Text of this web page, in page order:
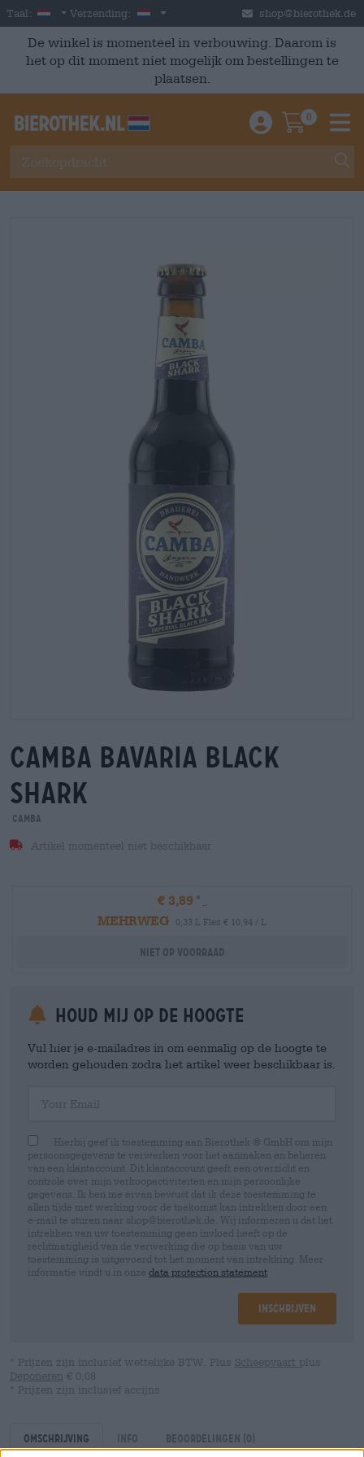
Skip to main content
Taal: Dutch
Verzending: Nederland shop@bierothek.de
De winkel is momenteel in verbouwing. Daarom is
het op dit moment niet mogelijk om bestellingen te
plaatsen.
Einloggen /
0
camba bavaria black
shark
Camba
Artikel momenteel niet beschikbaar
€ 3,89
MEHRWEG
0,33 L Fles € 10,94 / L
Niet op voorraad
Houd mij op de hoogte
Vul hier je e-mailadres in om eenmalig op de hoogte te
worden gehouden zodra het artikel weer beschikbaar is.
Hierbij geef ik toestemming aan Bierothek ® GmbH om mijn
persoonsgegevens te verwerken voor het aanmaken en beheren
van een klantaccount. Dit klantaccount geeft een overzicht en
controle over mijn verkoopactiviteiten en mijn persoonlijke
gegevens. Ik ben me ervan bewust dat ik deze toestemming te
allen tijde met werking voor de toekomst kan intrekken door een
e-mail te sturen naar shop@bierothek.de. Wij informeren u dat het
intrekken van uw toestemming geen invloed heeft op de
rechtmatigheid van de verwerking die op basis van uw
toestemming is uitgevoerd tot het moment van intrekking. Meer
informatie vindt u in onze data protection statement
Inschrijven
* Prijzen zijn inclusief wettelijke BTW. Plus Scheepvaart plus
Deponeren € 0,08
* Prijzen zijn inclusief accijns
Omschrijving Info Beoordelingen (0)